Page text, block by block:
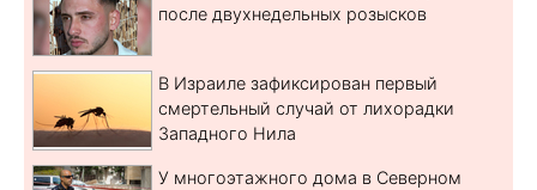
после двухнедельных розысков
В Израиле зафиксирован первый
смертельный случай от лихорадки
Западного Нила
У многоэтажного дома в Северном